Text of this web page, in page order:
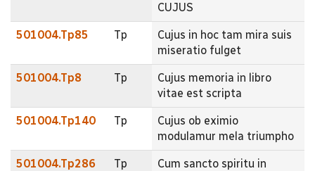
CUJUS
501004.Tp85 Tp
Cujus in hoc tam mira suis
miseratio fulget
501004.Tp8 Tp
Cujus memoria in libro
vitae est scripta
501004.Tp140 Tp
Cujus ob eximio
modulamur mela triumpho
501004.Tp286 Tp
Cum sancto spiritu in